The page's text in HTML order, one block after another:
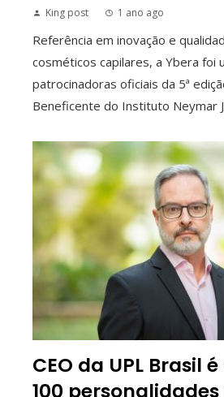
King post 1 ano ago
Referência em inovação e
cosméticos capilares, a Ybera foi
patrocinadoras oficiais da 5ª
Beneficente do Instituto Neymar
CEO da UPL Brasil
100